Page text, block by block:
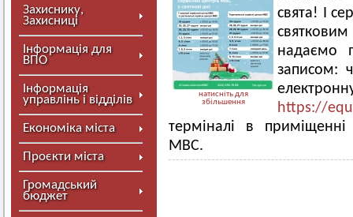
Захиснику,
Захисниці
Інформація для
ВПО
Інформація
управлінь і відділів
Економіка міста
Проєкти міста
Громадський
бюджет
натисніть для
збільшення
свята! І
надаємо
записом:
https://
терміналі в приміщенні
МВС.